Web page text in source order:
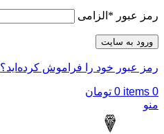
رمز عبور * الزامی
ورود به سایت
رمز عبور خود را فراموش کرده‌اید؟
0
items
0 تومان
منو